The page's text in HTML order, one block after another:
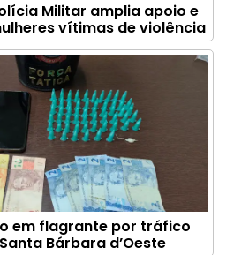
Militar amplia apoio e
vítimas de violência
em flagrante por tráfico
Bárbara d’Oeste